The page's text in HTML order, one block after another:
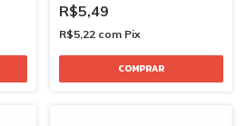
R$5,49
R$5,22 com Pix